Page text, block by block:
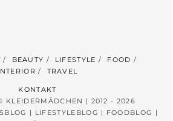
BEAUTY LIFESTYLE
FOOD
TRAVEL
KONTAKT
KLEIDERMÄDCHEN | 2012 - 2026
| LIFESTYLEBLOG | FOODBLOG |